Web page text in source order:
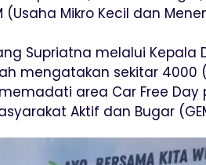
(Usaha Mikro Kecil dan
Supriatna melalui Kepala
mengatakan sekitar
area Car Free Day
Aktif dan Bugar